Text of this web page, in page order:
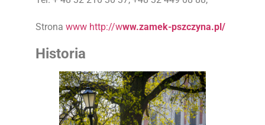
Strona www http://www.zamek-pszczyna.pl/
Historia